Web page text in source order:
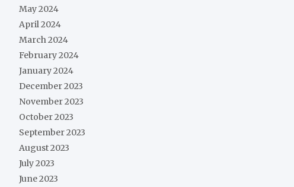
May 2024
April 2024
March 2024
February 2024
January 2024
December 2023
November 2023
October 2023
September 2023
August 2023
July 2023
June 2023